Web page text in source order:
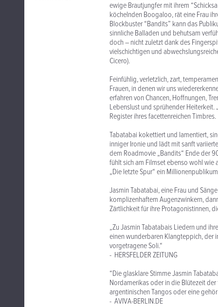
ewige Brautjungfer mit ihrem
köchelnden Boogaloo, rät eine Frau
Blockbuster “Bandits” kann das
sinnliche Balladen und behutsam
doch – nicht zuletzt dank des
vielschichtigen und
Cicero).
Feinfühlig, verletzlich, zart,
Frauen, in denen wir uns
erfahren von Chancen, Hoffnungen,
Lebenslust und sprühender
Register ihres facettenreichen Timbres.
Tabatabai kokettiert und lamentiert,
inniger Ironie und lädt mit sanft
dem Roadmovie „Bandits“ Ende der
fühlt sich am Filmset ebenso wohl wie
„Die letzte Spur“ ein
Jasmin Tabatabai, eine Frau und
komplizenhaftem Augenzwinkern,
Zärtlichkeit für ihre Protagonistinnen,
„Zu Jasmin Tabatabais Liedern und
einen wunderbaren Klangteppich, der
vorgetragene Soli.“
- HERSFELDER ZEITUNG
“Die glasklare Stimme Jasmin
Nordamerikas oder in die Blütezeit
argentinischen Tangos oder eine
- AVIVA-BERLIN.DE